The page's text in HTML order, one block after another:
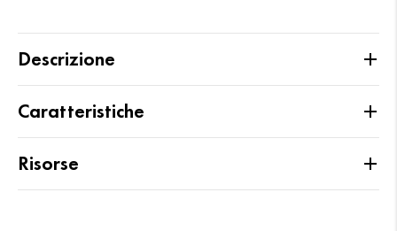
Descrizione
Caratteristiche
Risorse